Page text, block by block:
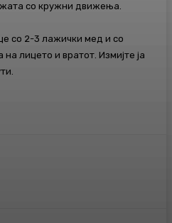
со кружни движења.
со 2-3 лажички мед и со
лицето и вратот. Измијте ја